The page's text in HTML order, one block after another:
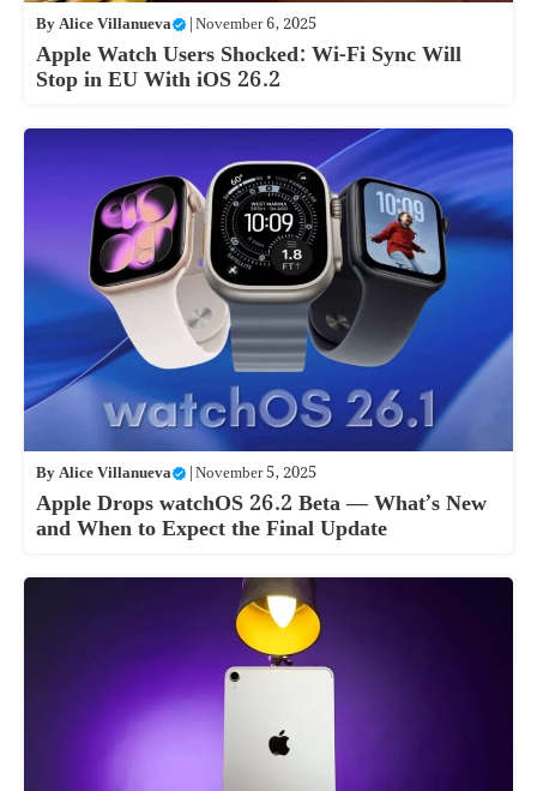
ByAlice Villanueva |November 6, 2025
Apple Watch Users Shocked: Wi-Fi Sync Will
Stop in EU With iOS 26.2
ByAlice Villanueva |November 5, 2025
Apple Drops watchOS 26.2 Beta — What’s New
and When to Expect the Final Update